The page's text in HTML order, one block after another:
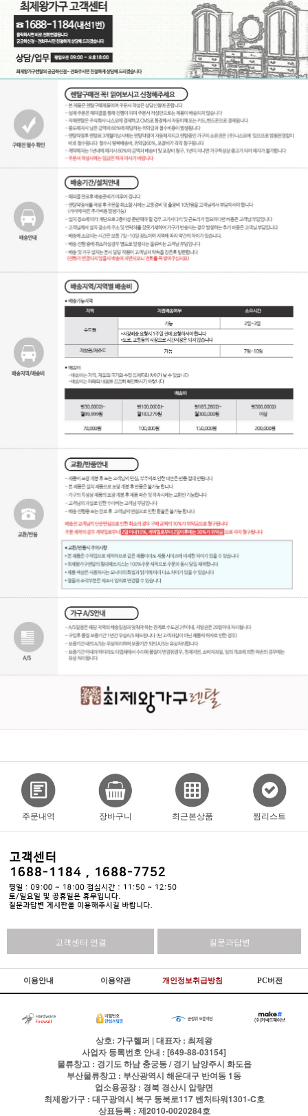
주문내역 장바구니 최근본상품 찜리스트
고객센터 연결 질문과답변
이용안내 이용약관 개인정보취급방침 PC버전
상호: 가구헬퍼 | 대표자 : 최제왕
사업자 등록번호 안내 : [649-88-03154]
물류창고 : 경기도 하남 충궁동 / 경기 남양주시 화도읍
부산물류창고 : 부산광역시 해운대구 반여동 1동
업소용공장 : 경북 경산시 압량면
최제왕가구 : 대구광역시 북구 동북로117 벤처타워1301-C호
상표등록 : 제2010-0020284호